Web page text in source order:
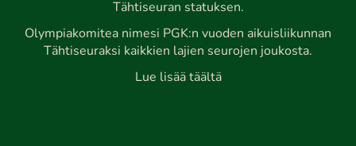
Tähtiseuran statuksen.
Olympiakomitea nimesi PGK:n vuoden aikuisliikunnan
Tähtiseuraksi kaikkien lajien seurojen joukosta.
Lue lisää täältä